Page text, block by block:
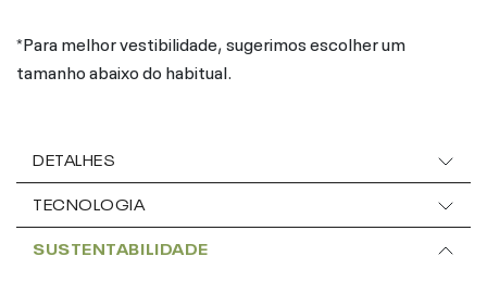
*Para melhor vestibilidade, sugerimos escolher um
tamanho abaixo do habitual.
DETALHES
TECNOLOGIA
SUSTENTABILIDADE